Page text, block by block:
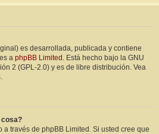
es desarrollada, publicada y contiene
a phpBB Limited . Está hecho bajo la GNU
2 (GPL-2.0) y es de libre distribución. Vea
cosa?
a través de phpBB Limited. Si usted cree que